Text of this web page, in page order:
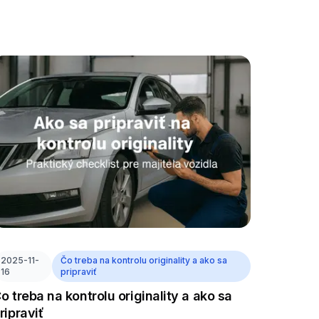
2025-11-
16
Čo treba na kontrolu originality a ako sa
pripraviť
treba na kontrolu originality a ako sa